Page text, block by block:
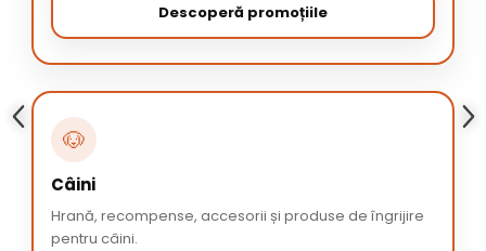
Descoperă promoțiile
🐶
Câini
Hrană, recompense, accesorii și produse de îngrijire
pentru câini.